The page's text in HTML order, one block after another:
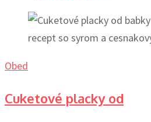
Obed
Cuketové placky od